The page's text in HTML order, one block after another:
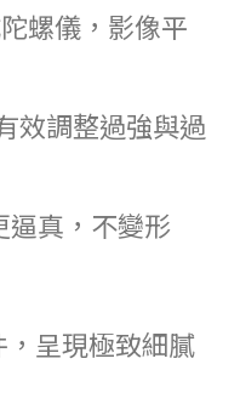
螺儀，影像平
效調整過強與過
真，不變形
呈現極致細膩